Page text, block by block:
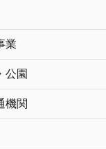
業
公園
機関